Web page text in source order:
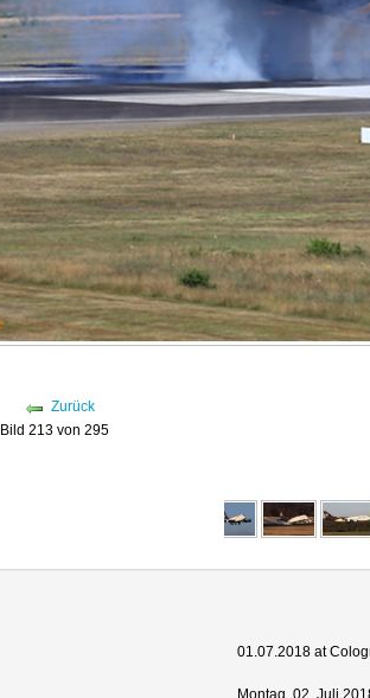
Zurück
Bild 213 von 295
01.07.2018 at
Montag, 02. Juli